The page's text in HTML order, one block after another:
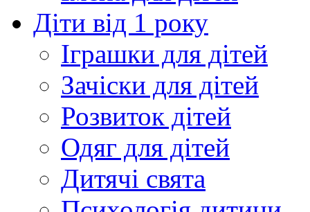
Діти від 1 року
Іграшки для дітей
Зачіски для дітей
Розвиток дітей
Одяг для дітей
Дитячі свята